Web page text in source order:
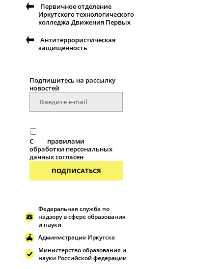
Первичное отделение
Иркутского технологического
колледжа Движения Первых
Антитеррористическая
защищенность
Подпишитесь на рассылку
новостей
С
правилами
обработки персональных
данных согласен
ПОДПИСАТЬСЯ
Федеральная служба по
надзору в сфере образования
и науки
Администрация Иркутска
Министерство образования и
науки Российской федерации